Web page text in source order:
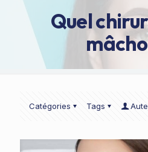
Quel
Catégories Tags